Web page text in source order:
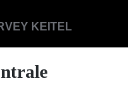
KEITEL